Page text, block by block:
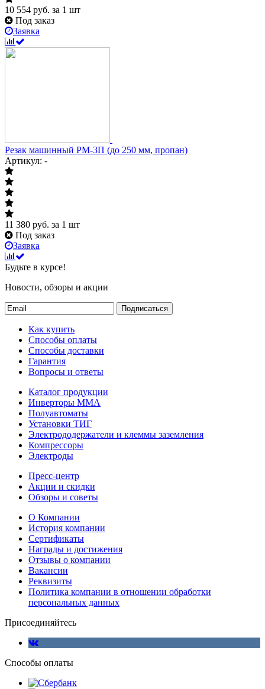
10 554 руб. за 1 шт
Под заказ
Заявка
Резак машинный РМ-3П (до 250 мм, пропан)
Артикул: -
11 380 руб. за 1 шт
Под заказ
Заявка
Будьте в курсе!
Новости, обзоры и акции
Подписаться
Как купить
Способы оплаты
Способы доставки
Гарантия
Вопросы и ответы
Каталог продукции
Инверторы ММА
Полуавтоматы
Установки ТИГ
Электрододержатели и клеммы заземления
Компрессоры
Электроды
Пресс-центр
Акции и скидки
Обзоры и советы
О Компании
История компании
Сертификаты
Награды и достижения
Отзывы о компании
Вакансии
Реквизиты
Политика компании в отношении обработки
персональных данных
Присоединяйтесь
Способы оплаты